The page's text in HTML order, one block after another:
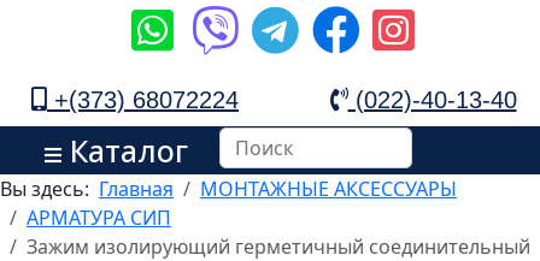
+(373) 68072224 (022)-40-13-40
Каталог
Вы здесь: Главная
МОНТАЖНЫЕ АКСЕССУАРЫ
АРМАТУРА СИП
Зажим изолирующий герметичный соединительный